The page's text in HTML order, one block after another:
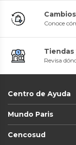
Conoce
Tiendas
Revisa
Centro de Ayuda
Mundo Paris
Cencosud